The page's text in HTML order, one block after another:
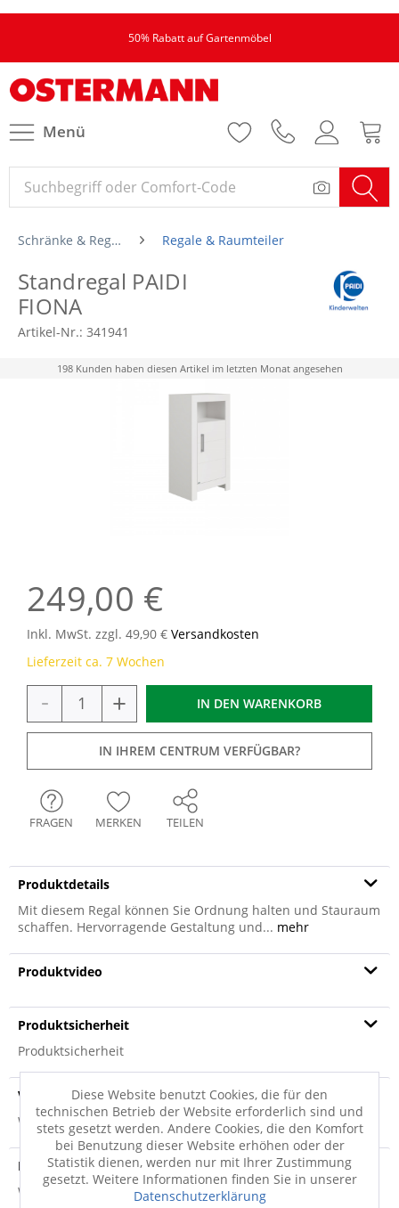
50% Rabatt auf Gartenmöbel
Menü
Schränke & Regale Regale & Raumteiler
Standregal PAIDI
FIONA
Artikel-Nr.: 341941
198 Kunden haben diesen Artikel im letzten Monat angesehen
249,00 €
Inkl. MwSt. zzgl. 49,90 € Versandkosten
Lieferzeit ca. 7 Wochen
- + IN DEN WARENKORB
IN IHREM CENTRUM VERFÜGBAR?
FRAGEN MERKEN TEILEN
Produktdetails
Mit diesem Regal können Sie Ordnung halten und Stauraum
schaffen. Hervorragende Gestaltung und... mehr
Produktvideo
Produktsicherheit
Produktsicherheit
Versandinfo
Weitere Informationen zum Versand...
Hersteller
Weitere Informationen zum Hersteller...
Diese Website benutzt Cookies, die für den
technischen Betrieb der Website erforderlich sind und
stets gesetzt werden. Andere Cookies, die den Komfort
bei Benutzung dieser Website erhöhen oder der
Statistik dienen, werden nur mit Ihrer Zustimmung
gesetzt. Weitere Informationen finden Sie in unserer
Datenschutzerklärung